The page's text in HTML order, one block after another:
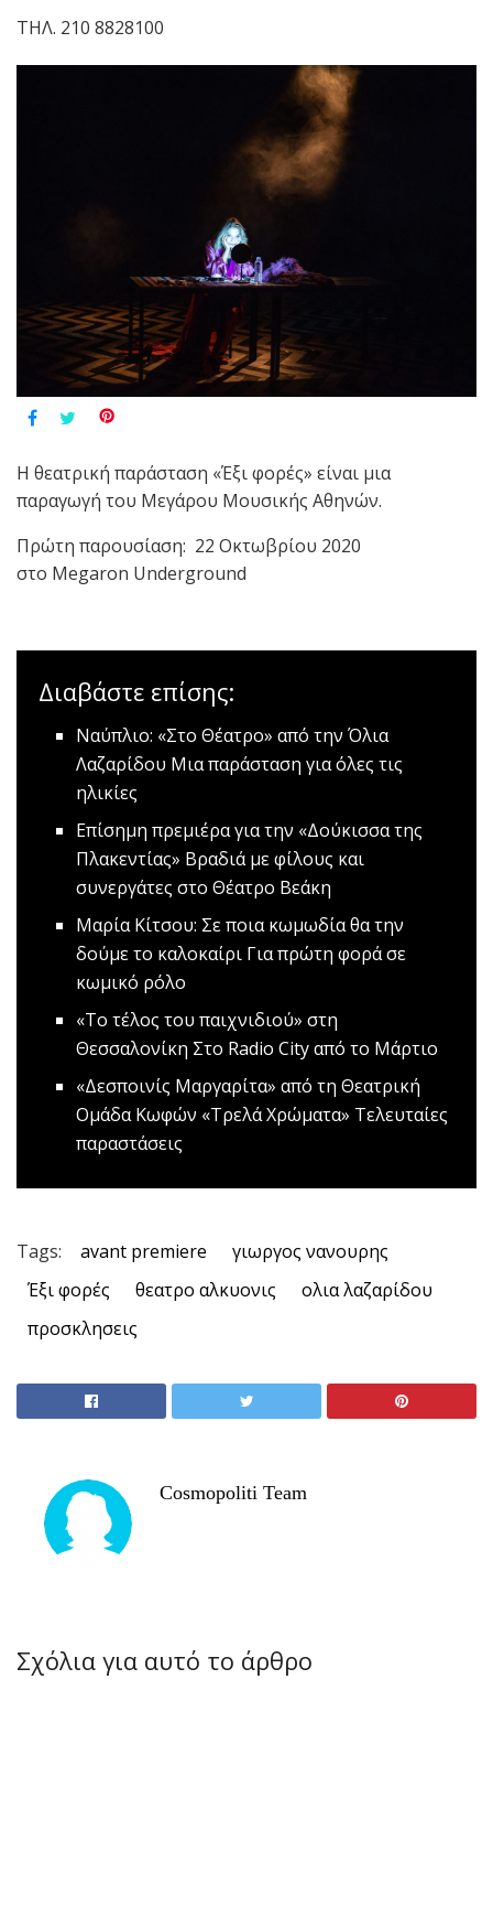
ΤΗΛ. 210 8828100
Η θεατρική παράσταση «Έξι φορές» είναι μια
παραγωγή του Μεγάρου Μουσικής Αθηνών.
Πρώτη παρουσίαση: 22 Οκτωβρίου 2020
στο Megaron Underground
Διαβάστε επίσης:
Ναύπλιο: «Στο Θέατρο» από την Όλια
Λαζαρίδου Μια παράσταση για όλες τις
ηλικίες
Επίσημη πρεμιέρα για την «Δούκισσα της
Πλακεντίας» Βραδιά με φίλους και
συνεργάτες στο Θέατρο Βεάκη
Μαρία Κίτσου: Σε ποια κωμωδία θα την
δούμε το καλοκαίρι Για πρώτη φορά σε
κωμικό ρόλο
«To τέλος του παιχνιδιού» στη
Θεσσαλονίκη Στο Radio City από το Μάρτιο
«Δεσποινίς Μαργαρίτα» από τη Θεατρική
Ομάδα Κωφών «Τρελά Χρώματα» Τελευταίες
παραστάσεις
Tags: avant premiere
γιωργος νανουρης
Έξι φορές
θεατρο αλκυονις
ολια λαζαρίδου
προσκλησεις
Cosmopoliti Team
Σχόλια για αυτό το άρθρο